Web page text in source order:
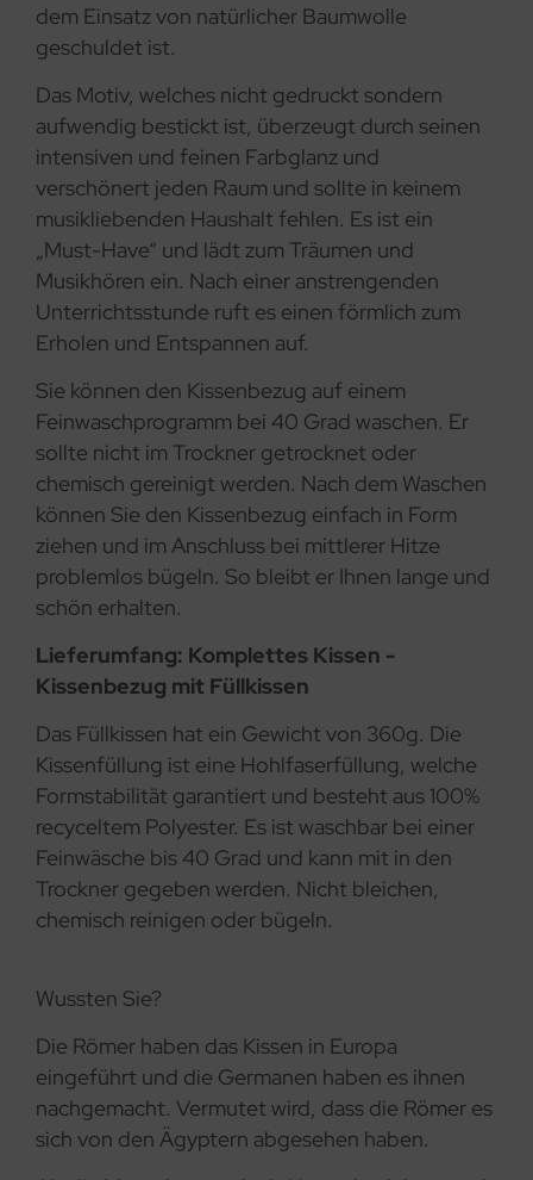
dem Einsatz von natürlicher Baumwolle
geschuldet ist.
Das Motiv, welches nicht gedruckt sondern
aufwendig bestickt ist, überzeugt durch seinen
intensiven und feinen Farbglanz und
verschönert jeden Raum und sollte in keinem
musikliebenden Haushalt fehlen. Es ist ein
„Must-Have“ und lädt zum Träumen und
Musikhören ein. Nach einer anstrengenden
Unterrichtsstunde ruft es einen förmlich zum
Erholen und Entspannen auf.
Sie können den Kissenbezug auf einem
Feinwaschprogramm bei 40 Grad waschen. Er
sollte nicht im Trockner getrocknet oder
chemisch gereinigt werden. Nach dem Waschen
können Sie den Kissenbezug einfach in Form
ziehen und im Anschluss bei mittlerer Hitze
problemlos bügeln. So bleibt er Ihnen lange und
schön erhalten.
Lieferumfang: Komplettes Kissen -
Kissenbezug mit Füllkissen
Das Füllkissen hat ein Gewicht von 360g. Die
Kissenfüllung ist eine Hohlfaserfüllung, welche
Formstabilität garantiert und besteht aus 100%
recyceltem Polyester. Es ist waschbar bei einer
Feinwäsche bis 40 Grad und kann mit in den
Trockner gegeben werden. Nicht bleichen,
chemisch reinigen oder bügeln.
Wussten Sie?
Die Römer haben das Kissen in Europa
eingeführt und die Germanen haben es ihnen
nachgemacht. Vermutet wird, dass die Römer es
sich von den Ägyptern abgesehen haben.